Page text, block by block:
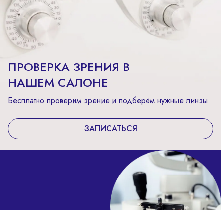
ПРОВЕРКА ЗРЕНИЯ В
НАШЕМ САЛОНЕ
Бесплатно проверим зрение и подберём нужные линзы
ЗАПИСАТЬСЯ